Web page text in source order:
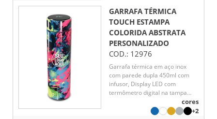
GARRAFA TÉRMICA
TOUCH ESTAMPA
COLORIDA ABSTRATA
PERSONALIZADO
COD.: 12976
Garrafa térmica em aço inox
com parede dupla 450ml com
infusor, Display LED com
termômetro digital na tampa
para indicar a temperatura do
líquido, Conserva líquido quente
cores
+2